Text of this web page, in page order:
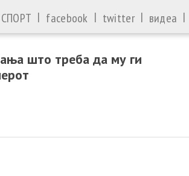
СПОРТ | facebook | twitter | видеа |
што треба да му ги